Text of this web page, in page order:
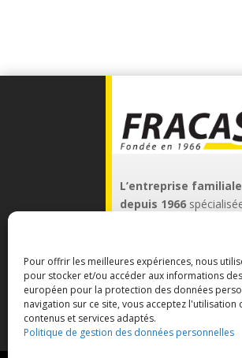
Pour offrir les meilleures expériences, nous
pour stocker et/ou accéder aux informations
européen pour la protection des données
navigation sur ce site, vous acceptez
contenus et services adaptés.
Politique de gestion des données personnelles
L’entreprise familiale
depuis 1966
d’intervention s’étend
limitrophes avec un
secteur de la
de Creuse Sud Ouest.